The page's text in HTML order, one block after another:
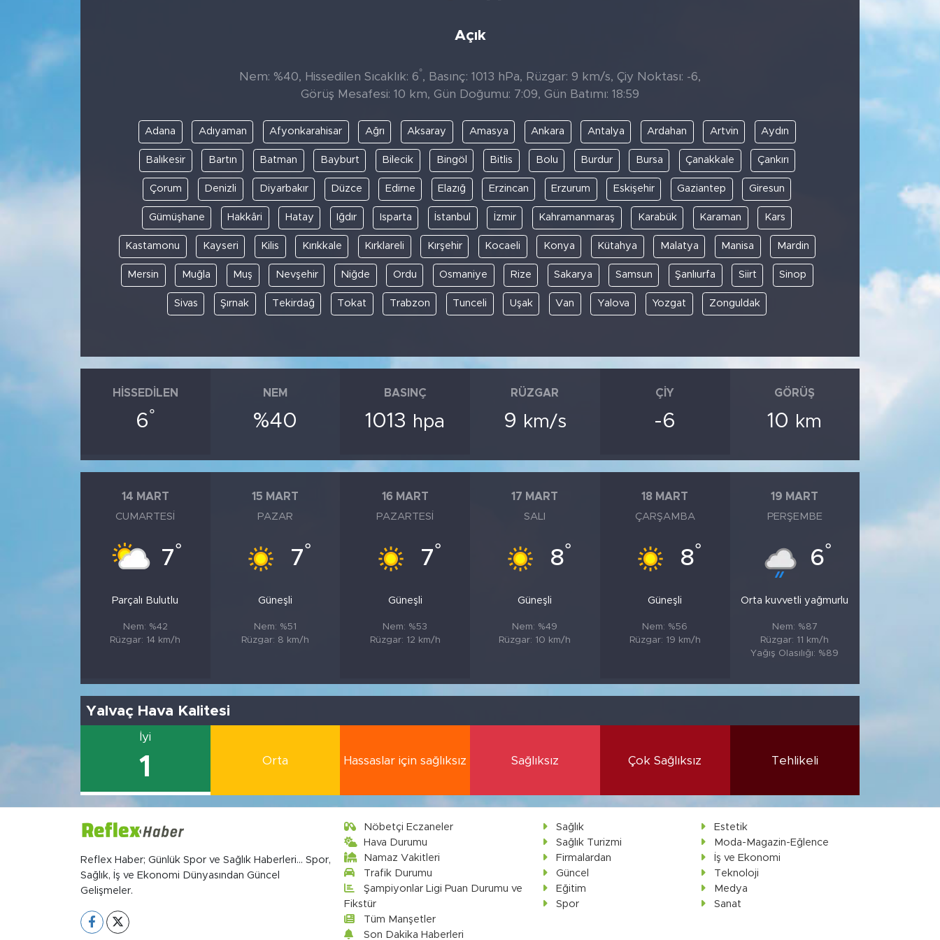
Açık
Nem: %40, Hissedilen Sıcaklık: 6°, Basınç: 1013 hPa, Rüzgar: 9 km/s, Çiy Noktası: -6,
Görüş Mesafesi: 10 km, Gün Doğumu: 7:09, Gün Batımı: 18:59
Adana Adıyaman Afyonkarahisar Ağrı Aksaray Amasya Ankara Antalya Ardahan Artvin Aydın
Balıkesir Bartın Batman Bayburt Bilecik Bingöl Bitlis Bolu Burdur Bursa Çanakkale Çankırı
Çorum Denizli Diyarbakır Düzce Edirne Elazığ Erzincan Erzurum Eskişehir Gaziantep Giresun
Gümüşhane Hakkâri Hatay Iğdır Isparta İstanbul İzmir Kahramanmaraş Karabük Karaman Kars
Kastamonu Kayseri Kilis Kırıkkale Kırklareli Kırşehir Kocaeli Konya Kütahya Malatya Manisa Mardin
Mersin Muğla Muş Nevşehir Niğde Ordu Osmaniye Rize Sakarya Samsun Şanlıurfa Siirt Sinop
Sivas Şırnak Tekirdağ Tokat Trabzon Tunceli Uşak Van Yalova Yozgat Zonguldak
HISSEDILEN
6°
NEM
%40
BASINÇ
1013 hpa
RÜZGAR
9 km/s
ÇIY
-6
GÖRÜŞ
10 km
14 MART
CUMARTESI
7°
Parçalı Bulutlu
Nem: %42
Rüzgar: 14 km/h
15 MART
PAZAR
7°
Güneşli
Nem: %51
Rüzgar: 8 km/h
16 MART
PAZARTESI
7°
Güneşli
Nem: %53
Rüzgar: 12 km/h
17 MART
SALI
8°
Güneşli
Nem: %49
Rüzgar: 10 km/h
18 MART
ÇARŞAMBA
8°
Güneşli
Nem: %56
Rüzgar: 19 km/h
19 MART
PERŞEMBE
6°
Orta kuvvetli yağmurlu
Nem: %87
Rüzgar: 11 km/h
Yağış Olasılığı: %89
Yalvaç Hava Kalitesi
İyi
1 Orta Hassaslar için sağlıksız Sağlıksız Çok Sağlıksız Tehlikeli
Reflex Haber; Günlük Spor ve Sağlık Haberleri... Spor,
Sağlık, İş ve Ekonomi Dünyasından Güncel
Gelişmeler.
Nöbetçi Eczaneler
Hava Durumu
Namaz Vakitleri
Trafik Durumu
Şampiyonlar Ligi Puan Durumu ve
Fikstür
Tüm Manşetler
Son Dakika Haberleri
Sağlık
Estetik
Sağlık Turizmi
Moda-Magazin-Eğlence
Firmalardan
İş ve Ekonomi
Güncel
Teknoloji
Eğitim
Medya
Spor
Sanat